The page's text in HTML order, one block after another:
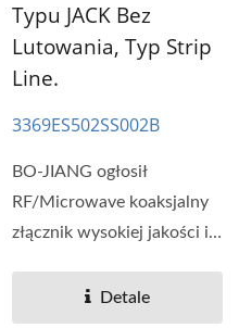
Typu JACK Bez
Lutowania, Typ Strip
Line.
3369ES502SS002B
BO-JIANG ogłosił
RF/Microwave koaksjalny
złącznik wysokiej jakości i
Detale